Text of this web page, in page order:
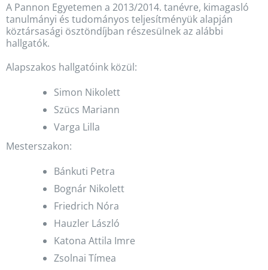
A Pannon Egyetemen a 2013/2014. tanévre, kimagasló
tanulmányi és tudományos teljesítményük alapján
köztársasági ösztöndíjban részesülnek az alábbi
hallgatók.
Alapszakos hallgatóink közül:
Simon Nikolett
Szücs Mariann
Varga Lilla
Mesterszakon:
Bánkuti Petra
Bognár Nikolett
Friedrich Nóra
Hauzler László
Katona Attila Imre
Zsolnai Tímea